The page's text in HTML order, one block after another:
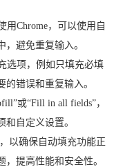
用Chrome，可以使用自
避免重复输入。
选项，例如只填充必填
错误和重复输入。
或“Fill in all fields”，
自定义设置。
以确保自动填充功能正
提高性能和安全性。